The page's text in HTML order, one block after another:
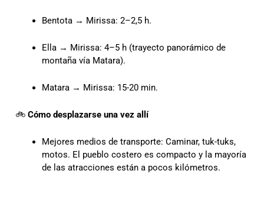
Bentota → Mirissa: 2–2,5 h.
Ella → Mirissa: 4–5 h (trayecto panorámico de
montaña vía Matara).
Matara → Mirissa: 15-20 min.
🚲 Cómo desplazarse una vez allí
Mejores medios de transporte: Caminar, tuk-tuks,
motos. El pueblo costero es compacto y la mayoría
de las atracciones están a pocos kilómetros.